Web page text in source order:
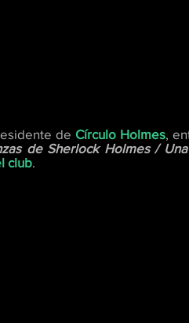
de Círculo Holmes,
de Sherlock Holmes /
club.